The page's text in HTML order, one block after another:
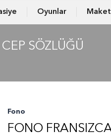
Oyunlar Maket
SÖZLÜĞÜ
Fono
FONO